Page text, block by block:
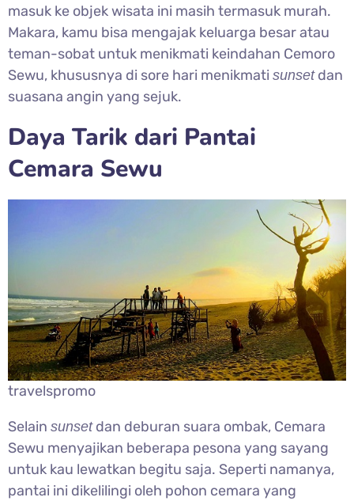
masuk ke objek wisata ini masih termasuk murah.
Makara, kamu bisa mengajak keluarga besar atau
teman-sobat untuk menikmati keindahan Cemoro
Sewu, khususnya di sore hari menikmati sunsetdan
suasana angin yang sejuk.
Daya Tarik dari Pantai
Cemara Sewu
travelspromo
Selain sunsetdan deburan suara ombak, Cemara
Sewu menyajikan beberapa pesona yang sayang
untuk kau lewatkan begitu saja. Seperti namanya,
pantai ini dikelilingi oleh pohon cemara yang